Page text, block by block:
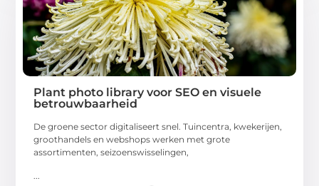
Plant photo library voor SEO en visuele
betrouwbaarheid
De groene sector digitaliseert snel. Tuincentra, kwekerijen,
groothandels en webshops werken met grote
assortimenten, seizoenswisselingen,